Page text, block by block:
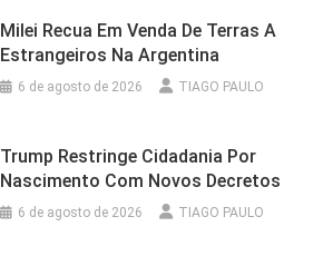
Milei Recua Em Venda De Terras A
Estrangeiros Na Argentina
6 de agosto de 2026 TIAGO PAULO
Trump Restringe Cidadania Por
Nascimento Com Novos Decretos
6 de agosto de 2026 TIAGO PAULO